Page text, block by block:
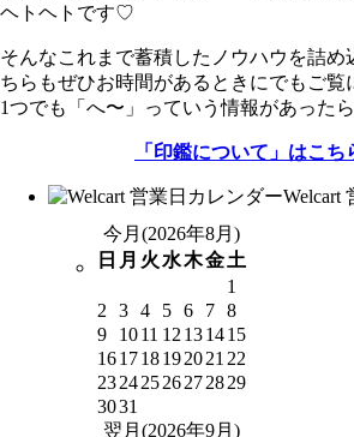
ヘトヘトです♡
そんなこれまで蓄積したノウハウを詰め
ちらもぜひお時間があるときにでもご覧
1つでも「へ〜」っていう情報があったら
「印鑑について」はこち
Welcart
今月(2026年8月)
日 月 火 水木金土
1
2
3 4 5 6 7 8
9
1011 12 131415
161718192021 22
23242526272829
3031
翌月(2026年9月)